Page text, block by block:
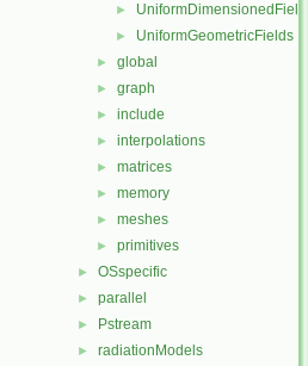
► UniformDimensionedFields
► UniformGeometricFields
► global
► graph
► include
► interpolations
► matrices
► memory
► meshes
► primitives
► OSspecific
► parallel
► Pstream
► radiationModels